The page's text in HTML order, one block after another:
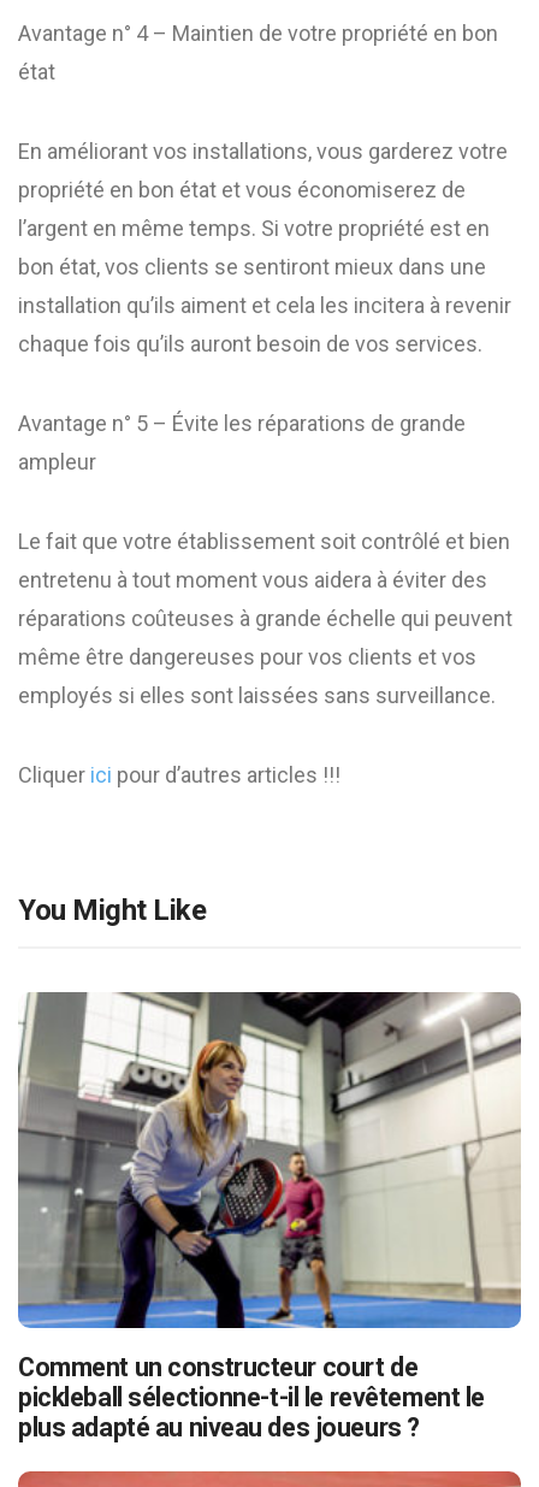
Avantage n° 4 – Maintien de votre propriété en bon
état
En améliorant vos installations, vous garderez votre
propriété en bon état et vous économiserez de
l’argent en même temps. Si votre propriété est en
bon état, vos clients se sentiront mieux dans une
installation qu’ils aiment et cela les incitera à revenir
chaque fois qu’ils auront besoin de vos services.
Avantage n° 5 – Évite les réparations de grande
ampleur
Le fait que votre établissement soit contrôlé et bien
entretenu à tout moment vous aidera à éviter des
réparations coûteuses à grande échelle qui peuvent
même être dangereuses pour vos clients et vos
employés si elles sont laissées sans surveillance.
Cliquer ici pour d’autres articles !!!
You Might Like
Comment un constructeur court de
pickleball sélectionne-t-il le revêtement le
plus adapté au niveau des joueurs ?